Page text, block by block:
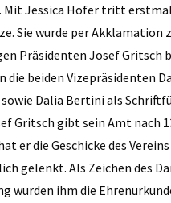
Jessica Hofer tritt
Sie wurde per Akklamation
Präsidenten Josef Gritsch
die beiden Vizepräsidenten
sowie Dalia Bertini als
Gritsch gibt sein Amt nach
er die Geschicke des
gelenkt. Als Zeichen des
wurden ihm die